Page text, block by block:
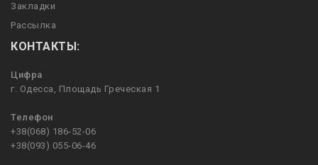
Закладки
Рассылка
КОНТАКТЫ:
Цифра
г. Одесса, Площадь Греческая 1
Телефон
+38(068) 186-52-06
+38(093) 055-06-46